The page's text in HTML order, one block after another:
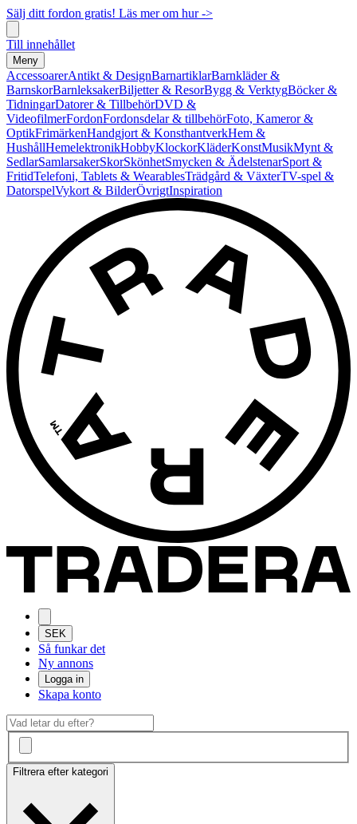
Sälj ditt fordon gratis! Läs mer om hur ->
Till innehållet
Meny
AccessoarerAntikt & DesignBarnartiklarBarnkläder &
BarnskorBarnleksakerBiljetter & ResorBygg & VerktygBöcker &
TidningarDatorer & TillbehörDVD &
VideofilmerFordonFordonsdelar & tillbehörFoto, Kameror &
OptikFrimärkenHandgjort & KonsthantverkHem &
HushållHemelektronikHobbyKlockorKläderKonstMusikMynt &
SedlarSamlarsakerSkorSkönhetSmycken & ÄdelstenarSport &
FritidTelefoni, Tablets & WearablesTrädgård & VäxterTV-spel &
DatorspelVykort & BilderÖvrigtInspiration
SEK
Så funkar det
Ny annons
Logga in
Skapa konto
Filtrera efter kategori